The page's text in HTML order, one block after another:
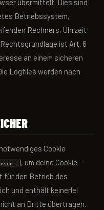
übermittelt. Dies sind:
Betriebssystem,
Rechners, Uhrzeit
ist Art. 6
an einem sicheren
Logfiles werden nach
Cookie
), um deine Cookie-
für den Betrieb des
und enthält keinerlei
an Dritte übertragen.